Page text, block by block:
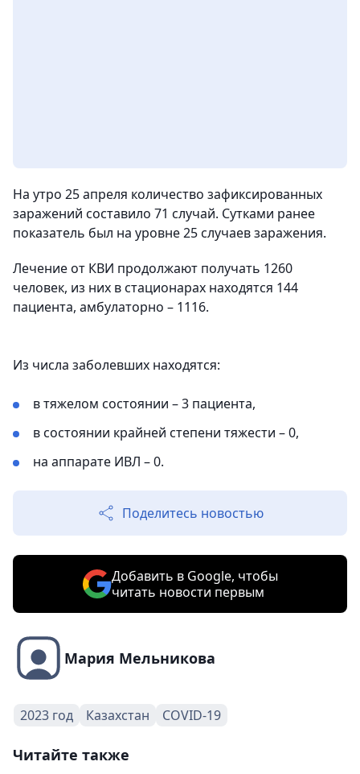
На утро 25 апреля количество зафиксированных
заражений составило 71 случай. Сутками ранее
показатель был на уровне 25 случаев заражения.
Лечение от КВИ продолжают получать 1260
человек, из них в стационарах находятся 144
пациента, амбулаторно – 1116.
Из числа заболевших находятся:
в тяжелом состоянии – 3 пациентa,
в состоянии крайней степени тяжести – 0,
на аппарате ИВЛ – 0.
Поделитесь новостью
Добавить в Google, чтобы
читать новости первым
Мария Мельникова
2023 год Казахстан COVID-19
Читайте также